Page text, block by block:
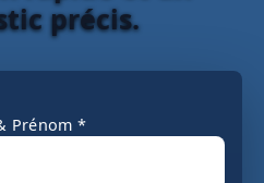
précis.
Prénom *